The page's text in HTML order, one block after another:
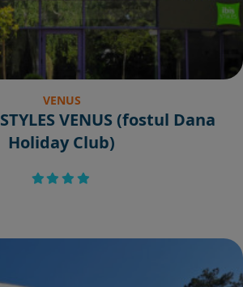
VENUS
VENUS (fostul Dana
Holiday Club)